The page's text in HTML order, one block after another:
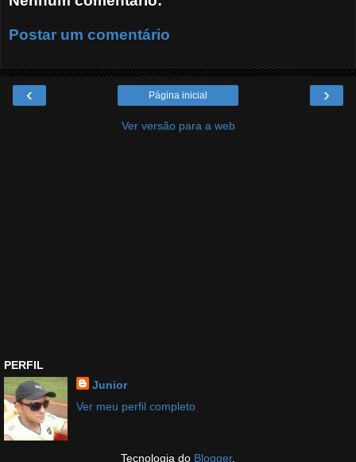
Postar um comentário
‹ ›
Página inicial
Ver versão para a web
PERFIL
Junior
Ver meu perfil completo
Tecnologia do Blogger.